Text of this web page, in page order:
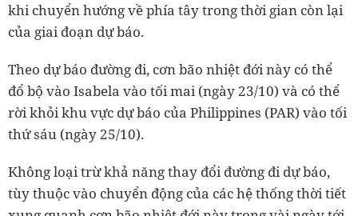
khi chuyển hướng về phía tây trong thời gian còn lại
của giai đoạn dự báo.
Theo dự báo đường đi, cơn bão nhiệt đới này có thể
đổ bộ vào Isabela vào tối mai (ngày 23/10) và có thể
rời khỏi khu vực dự báo của Philippines (PAR) vào tối
thứ sáu (ngày 25/10).
Không loại trừ khả năng thay đổi đường đi dự báo,
tùy thuộc vào chuyển động của các hệ thống thời tiết